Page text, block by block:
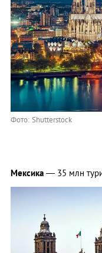
Фото: Shutterstock
Мексика — 35 млн